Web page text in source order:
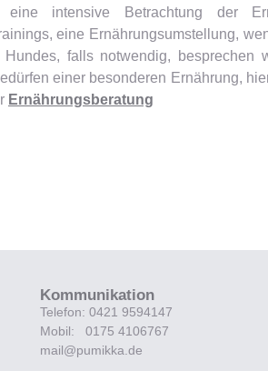
intensive Betrachtung der
eine Ernährungsumstellung,
falls notwendig,
einer besonderen Ernährung,
Ernährungsberatung
Kommunikation
Telefon: 0421 9594147
Mobil: 0175 4106767
mail@pumikka.de